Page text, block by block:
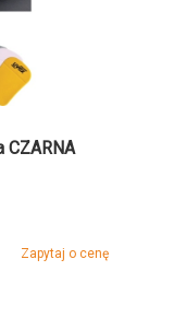
CZARNA
Zapytaj o cenę